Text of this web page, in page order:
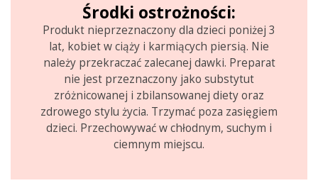
Środki ostrożności:
Produkt nieprzeznaczony dla dzieci poniżej 3
lat, kobiet w ciąży i karmiących piersią. Nie
należy przekraczać zalecanej dawki. Preparat
nie jest przeznaczony jako substytut
zróżnicowanej i zbilansowanej diety oraz
zdrowego stylu życia. Trzymać poza zasięgiem
dzieci. Przechowywać w chłodnym, suchym i
ciemnym miejscu.